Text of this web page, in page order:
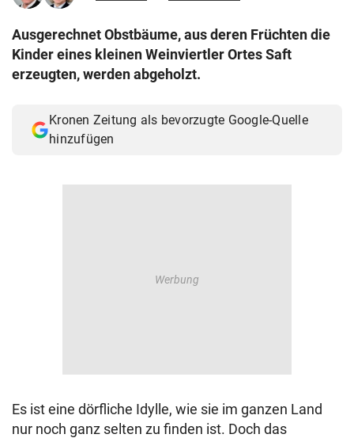
search
eingeben
© Krone Multimedia GmbH & Co KG 2026
Muthgasse 2, 1190 Wien
Ausgerechnet Obstbäume, aus deren Früchten die
Kinder eines kleinen Weinviertler Ortes Saft
erzeugten, werden abgeholzt.
Kronen Zeitung als bevorzugte Google-Quelle
hinzufügen
Es ist eine dörfliche Idylle, wie sie im ganzen Land
nur noch ganz selten zu finden ist. Doch das